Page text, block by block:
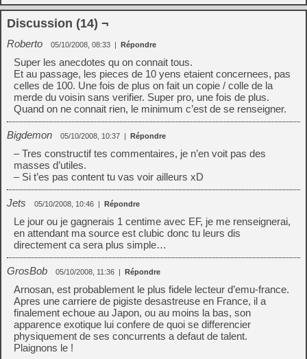
Discussion (14) ¬
Roberto 05/10/2008, 08:33 | Répondre
Super les anecdotes qu on connait tous.
Et au passage, les pieces de 10 yens etaient concernees, pas
celles de 100. Une fois de plus on fait un copie / colle de la
merde du voisin sans verifier. Super pro, une fois de plus.
Quand on ne connait rien, le minimum c’est de se renseigner.
Bigdemon 05/10/2008, 10:37 | Répondre
– Tres constructif tes commentaires, je n’en voit pas des
masses d’utiles.
– Si t’es pas content tu vas voir ailleurs xD
Jets 05/10/2008, 10:46 | Répondre
Le jour ou je gagnerais 1 centime avec EF, je me renseignerai,
en attendant ma source est clubic donc tu leurs dis
directement ca sera plus simple…
GrosBob 05/10/2008, 11:36 | Répondre
Arnosan, est probablement le plus fidele lecteur d’emu-france.
Apres une carriere de pigiste desastreuse en France, il a
finalement echoue au Japon, ou au moins la bas, son
apparence exotique lui confere de quoi se differencier
physiquement de ses concurrents a defaut de talent.
Plaignons le !